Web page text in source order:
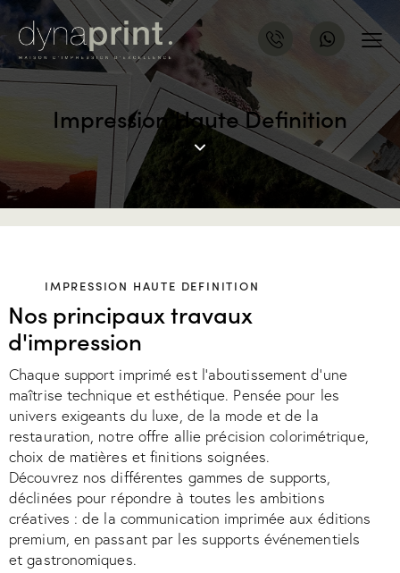
Impression Haute Definition
IMPRESSION HAUTE DEFINITION
Nos principaux travaux
d'impression
Chaque support imprimé est l’aboutissement d’une
maîtrise technique et esthétique. Pensée pour les
univers exigeants du luxe, de la mode et de la
restauration, notre offre allie précision colorimétrique,
choix de matières et finitions soignées.
Découvrez nos différentes gammes de supports,
déclinées pour répondre à toutes les ambitions
créatives : de la communication imprimée aux éditions
premium, en passant par les supports événementiels
et gastronomiques.